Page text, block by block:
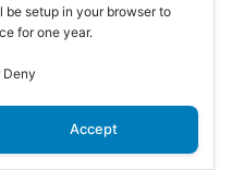
setup in your browser to
for one year.
Accept